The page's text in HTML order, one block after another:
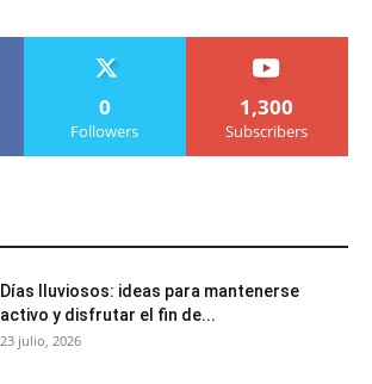
0
Followers
1,300
Subscribers
Días lluviosos: ideas para mantenerse
activo y disfrutar el fin de...
23 julio, 2026